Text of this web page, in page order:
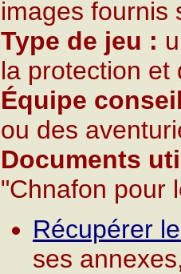
images fournis
Type de jeu :
la protection et
Équipe
ou des
Documents
"Chnafon pour
Récupérer
ses